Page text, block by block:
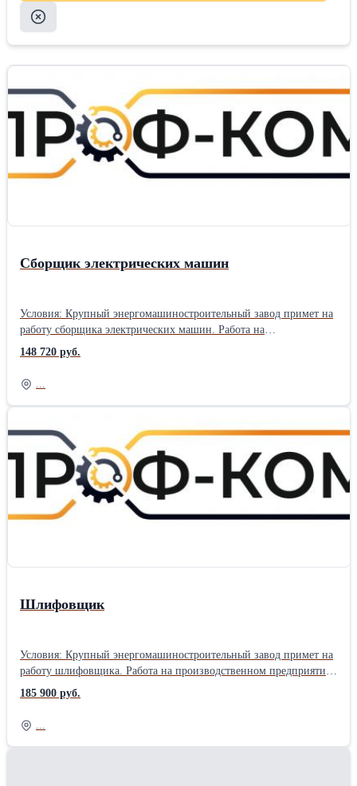
Сборщик электрических машин
Условия: Крупный энергомашиностроительный завод примет на
работу сборщика электрических машин. Работа на
производственном предприятии в г. Санкт-Петербург. Вахтовый
метод работы 60/30. Прямой работодатель. Трудоустройство
официальное, согласно ТК РФ. График работы 6/1 по 11 часов.
Заработная плата 520 руб./час, от 148720 руб./мес. (зависит от
графика работы). Предоставляется благоустроенное жилье за счет
компенсируем в обе стороны после отработанной командировки.
Питание за свой счет. Обязанности: Сборка и регулировка
электрических машин и аппаратов средней сложности; притирка
и пришабрирование сопрягаемых поверхностей деталей и узлов,
опрессование активной стали статоров гидрогенераторов;
центровка. Окончательная сборка с подгонкой сложных
гидрогенераторов Требования: Опыт проведения аналогичных
148 720 руб.
...
Шлифовщик
Условия: Крупный энергомашиностроительный завод примет на
работу шлифовщика. Работа на производственном предприятии
в г. Санкт-Петербург. Вахтовый метод работы 60/30. Прямой
работодатель. Трудоустройство официальное, согласно ТК РФ.
График работы 6/1 по 11 часов. Заработная плата 650 руб./час, от
185900 руб./мес. (зависит от графика работы). Предоставляется
185 900 руб.
...